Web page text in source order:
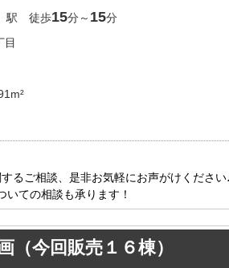
駅 徒歩15分～ 15分
目
るご相談、是非お気軽にお声がけください
ての相談も承ります！
今回販売１６棟）